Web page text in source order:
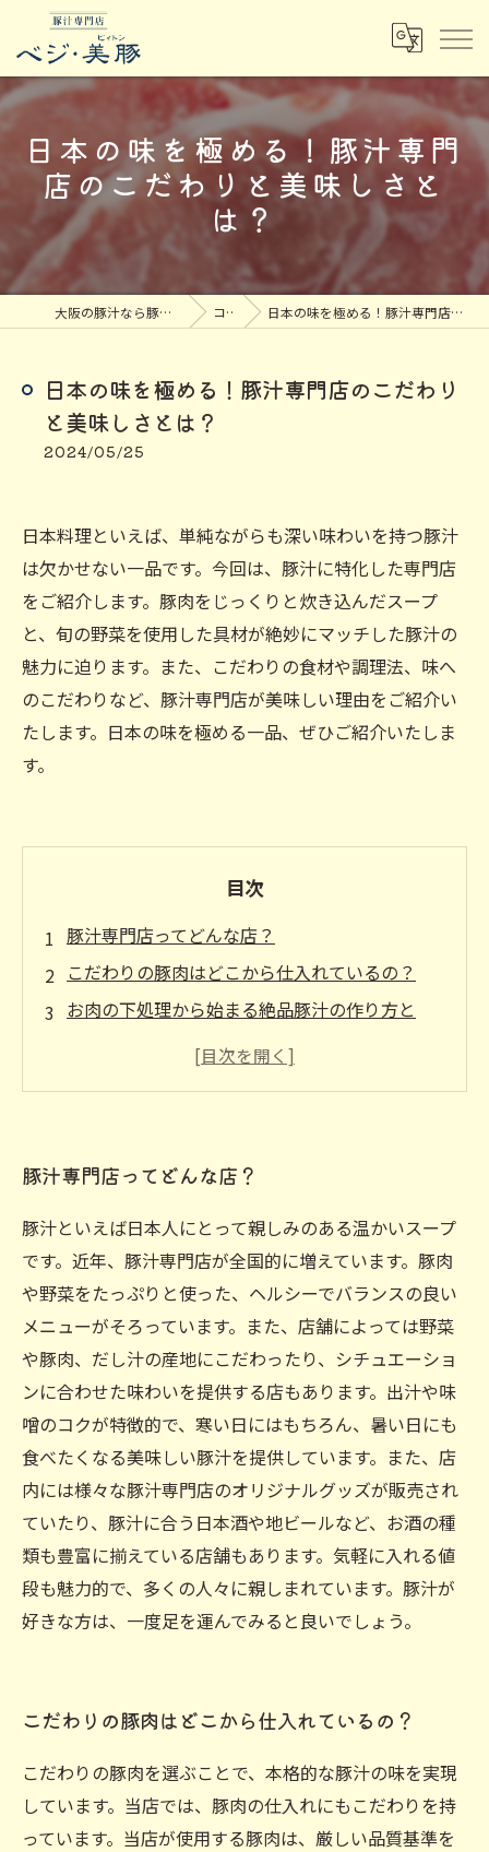
日本の味を極める！豚汁専門
店のこだわりと美味しさと
は？
大阪の豚汁なら豚汁専門店ベジ・美豚 コラム 日本の味を極める！豚汁専門店のこだわりと美味しさとは？
日本の味を極める！豚汁専門店のこだわり
と美味しさとは？
2024/05/25
日本料理といえば、単純ながらも深い味わいを持つ豚汁
は欠かせない一品です。今回は、豚汁に特化した専門店
をご紹介します。豚肉をじっくりと炊き込んだスープ
と、旬の野菜を使用した具材が絶妙にマッチした豚汁の
魅力に迫ります。また、こだわりの食材や調理法、味へ
のこだわりなど、豚汁専門店が美味しい理由をご紹介い
たします。日本の味を極める一品、ぜひご紹介いたしま
す。
目次
豚汁専門店ってどんな店？
こだわりの豚肉はどこから仕入れているの？
お肉の下処理から始まる絶品豚汁の作り方と
豚汁専門店ってどんな店？
豚汁といえば日本人にとって親しみのある温かいスープ
です。近年、豚汁専門店が全国的に増えています。豚肉
や野菜をたっぷりと使った、ヘルシーでバランスの良い
メニューがそろっています。また、店舗によっては野菜
や豚肉、だし汁の産地にこだわったり、シチュエーショ
ンに合わせた味わいを提供する店もあります。出汁や味
噌のコクが特徴的で、寒い日にはもちろん、暑い日にも
食べたくなる美味しい豚汁を提供しています。また、店
内には様々な豚汁専門店のオリジナルグッズが販売され
ていたり、豚汁に合う日本酒や地ビールなど、お酒の種
類も豊富に揃えている店舗もあります。気軽に入れる値
段も魅力的で、多くの人々に親しまれています。豚汁が
好きな方は、一度足を運んでみると良いでしょう。
こだわりの豚肉はどこから仕入れているの？
こだわりの豚肉を選ぶことで、本格的な豚汁の味を実現
しています。当店では、豚肉の仕入れにもこだわりを持
っています。当店が使用する豚肉は、厳しい品質基準を